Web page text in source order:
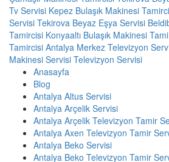
Tv Servisi Kepez Bulaşık Makinesi
Servisi Tekirova Beyaz Eşya Servisi
Tamircisi Konyaaltı Bulaşık Makinesi
Tamircisi Antalya Merkez Televizyon
Makinesi Servisi Televizyon Servisi
Anasayfa
Blog
Antalya Altus Servisi
Antalya Arçelik Servisi
Antalya Arçelik Televizyon Tamir
Antalya Axen Televizyon Tamir
Antalya Beko Servisi
Antalya Beko Televizyon Tamir